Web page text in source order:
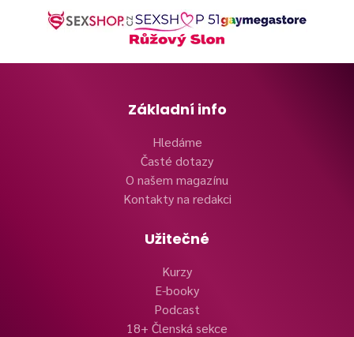
Základní info
Hledáme
Časté dotazy
O našem magazínu
Kontakty na redakci
Užitečné
Kurzy
E-booky
Podcast
18+ Členská sekce